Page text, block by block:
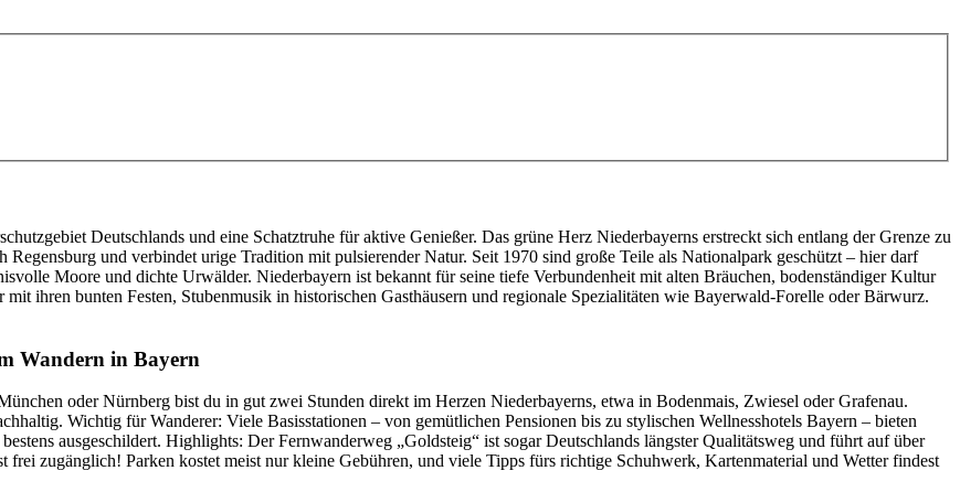
Deutschlands und eine Schatztruhe für aktive Genießer. Das grüne Herz Niederbayerns erstreckt sich entlang der Grenze zu
und verbindet urige Tradition mit pulsierender Natur. Seit 1970 sind große Teile als Nationalpark geschützt – hier darf
Moore und dichte Urwälder. Niederbayern ist bekannt für seine tiefe Verbundenheit mit alten Bräuchen, bodenständiger Kultur
ihren bunten Festen, Stubenmusik in historischen Gasthäusern und regionale Spezialitäten wie Bayerwald-Forelle oder Bärwurz.
Wandern in Bayern
oder Nürnberg bist du in gut zwei Stunden direkt im Herzen Niederbayerns, etwa in Bodenmais, Zwiesel oder Grafenau.
Wichtig für Wanderer: Viele Basisstationen – von gemütlichen Pensionen bis zu stylischen Wellnesshotels Bayern – bieten
ausgeschildert. Highlights: Der Fernwanderweg „Goldsteig“ ist sogar Deutschlands längster Qualitätsweg und führt auf über
zugänglich! Parken kostet meist nur kleine Gebühren, und viele Tipps fürs richtige Schuhwerk, Kartenmaterial und Wetter findest